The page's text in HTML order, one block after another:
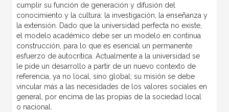
cumplir su función de generación y difusión del
conocimiento y la cultura: la investigación, la enseñanza y
la extensión. Dado que la universidad perfecta no existe,
el modelo académico debe ser un modelo en continua
construcción, para lo que es esencial un permanente
esfuerzo de autocrítica. Actualmente a la universidad se
le pide un desarrollo a partir de un nuevo contexto de
referencia, ya no local, sino global; su misión se debe
vincular más a las necesidades de los valores sociales en
general, por encima de las propias de la sociedad local
o nacional.